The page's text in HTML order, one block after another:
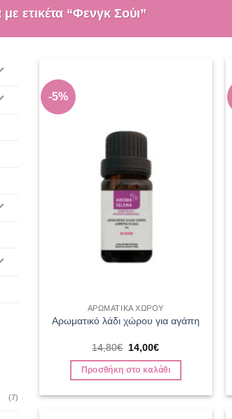
ετικέτα “Φενγκ Σούι”
(7)
-5%
ΑΡΩΜΑΤΙΚΑ ΧΩΡΟΥ
Αρωματικό λάδι χώρου για αγάπη
14,80€ Original
was:
14,80€.
14,00€Η
τιμή
είναι:
Προσθήκη στο καλάθι